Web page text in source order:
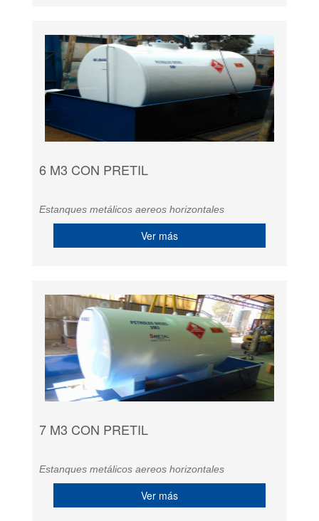
6 M3 CON PRETIL
Estanques metálicos aereos horizontales
Ver más
7 M3 CON PRETIL
Estanques metálicos aereos horizontales
Ver más